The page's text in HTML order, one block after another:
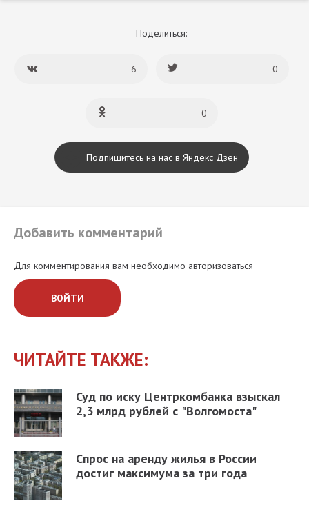
Поделиться:
6 0
0
Подпишитесь на нас в Яндекс Дзен
Добавить комментарий
Для комментирования вам необходимо авторизоваться
ВОЙТИ
ЧИТАЙТЕ ТАКЖЕ:
Суд по иску Центркомбанка взыскал
2,3 млрд рублей с "Волгомоста"
Спрос на аренду жилья в России
достиг максимума за три года